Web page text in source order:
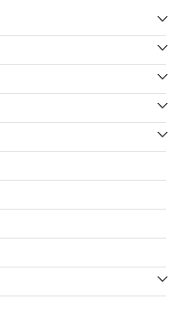
sprawia, że
do kobiecego
i subtelną
stylizacji, ale
czasu,
działania i
designu, wysokiej
marki
propozycję dla
elegancję i
oczarować jego
swoją